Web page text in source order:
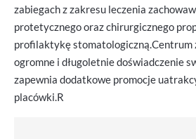
zabiegach z zakresu leczenia
protetycznego oraz chirurgicznego
profilaktykę stomatologiczną.Centrum
ogromne i długoletnie doświadczenie
zapewnia dodatkowe promocje
placówki.R